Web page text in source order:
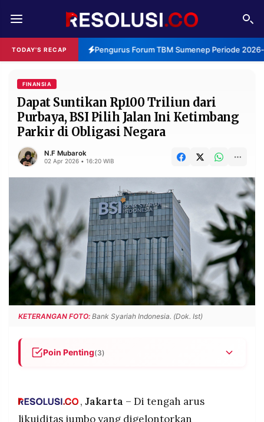
TODAY'S RECAP Pengurus Forum TBM Sumenep Periode
REDAKSI TENTANG
RESOLUSI IKLAN
RUBRIKASI
EDITORIAL AKSARA
FINANSIA PERSONA
DAERAH NASIONAL
MANCA SPORT
INFORMASI
PRIVACY
POLICY
BERITA
WARGA
INFORMASI
IKLAN
KIRIM
TULISAN
KAMI
FINANSIA
Dapat Suntikan Rp100 Triliun dari
Purbaya, BSI Pilih Jalan Ini Ketimbang
Parkir di Obligasi Negara
N.F Mubarok
02 Apr 2026 • 16:20 WIB
KETERANGAN FOTO: Bank Syariah Indonesia. (Dok. Ist)
Poin Penting(3)
sektor produktif seperti pembiayaan multiguna,
, Jakarta – Di tengah arus
likuiditas jumbo yang digelontorkan